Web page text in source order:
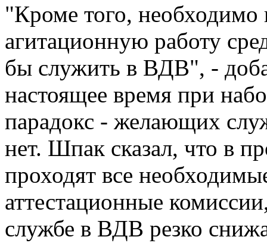
"Кроме того, необходимо
агитационную работу
бы служить в ВДВ", -
настоящее время при
парадокс - желающих
нет. Шпак сказал, что в
проходят все
аттестационные
службе в ВДВ резко